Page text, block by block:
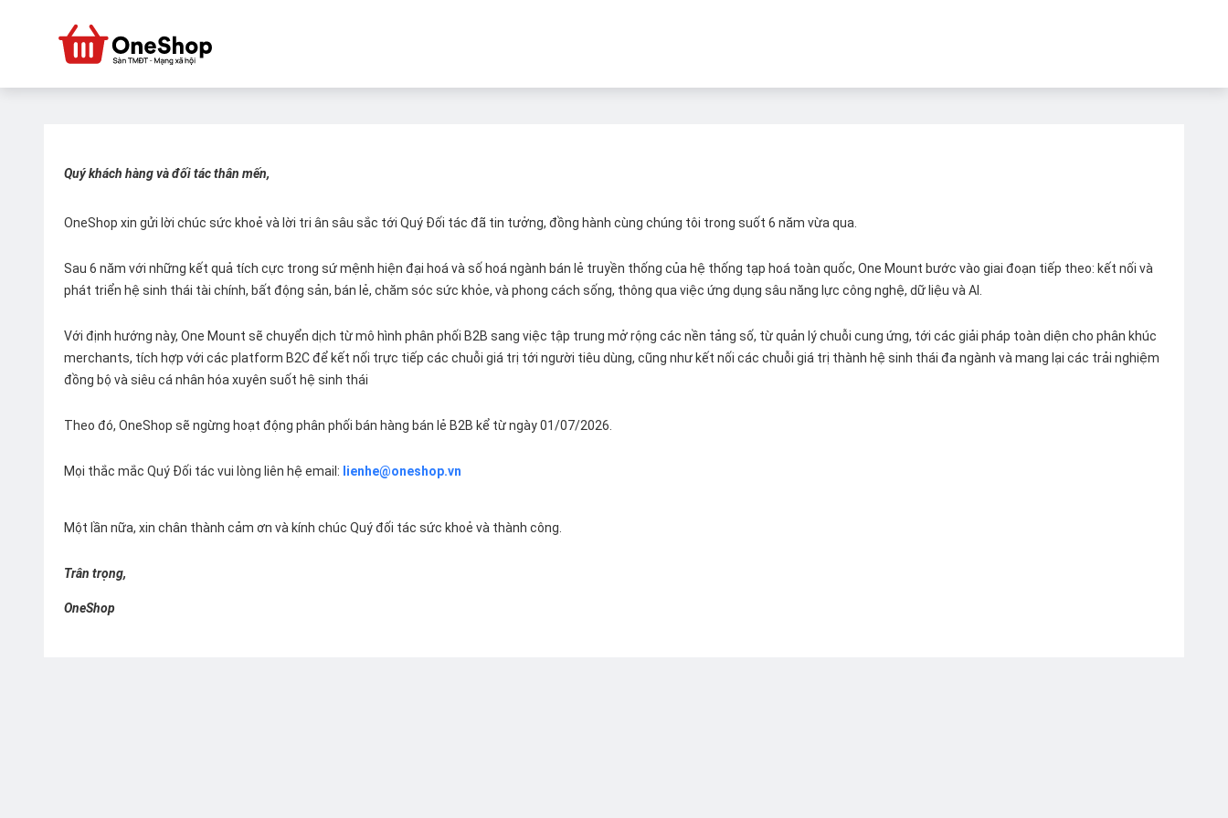
Quý khách hàng và đối tác thân mến,
OneShop xin gửi lời chúc sức khoẻ và lời tri ân sâu sắc tới Quý Đối tác đã tin tưởng, đồng hành cùng chúng tôi trong suốt 6 năm vừa qua.
Sau 6 năm với những kết quả tích cực trong sứ mệnh hiện đại hoá và số hoá ngành bán lẻ truyền thống của hệ thống tạp hoá toàn quốc, One Mount bước vào giai đoạn tiếp theo: kết nối và
phát triển hệ sinh thái tài chính, bất động sản, bán lẻ, chăm sóc sức khỏe, và phong cách sống, thông qua việc ứng dụng sâu năng lực công nghệ, dữ liệu và AI.
Với định hướng này, One Mount sẽ chuyển dịch từ mô hình phân phối B2B sang việc tập trung mở rộng các nền tảng số, từ quản lý chuỗi cung ứng, tới các giải pháp toàn diện cho phân khúc
merchants, tích hợp với các platform B2C để kết nối trực tiếp các chuỗi giá trị tới người tiêu dùng, cũng như kết nối các chuỗi giá trị thành hệ sinh thái đa ngành và mang lại các trải nghiệm
đồng bộ và siêu cá nhân hóa xuyên suốt hệ sinh thái
Theo đó, OneShop sẽ ngừng hoạt động phân phối bán hàng bán lẻ B2B kể từ ngày 01/07/2026.
Mọi thắc mắc Quý Đối tác vui lòng liên hệ email: lienhe@oneshop.vn
Một lần nữa, xin chân thành cảm ơn và kính chúc Quý đối tác sức khoẻ và thành công.
Trân trọng,
OneShop